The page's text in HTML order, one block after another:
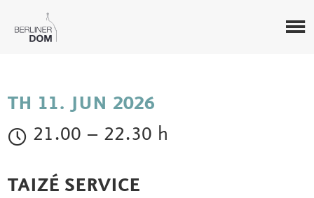
TH 11. JUN 2026
21.00 – 22.30 h
TAIZÉ SERVICE